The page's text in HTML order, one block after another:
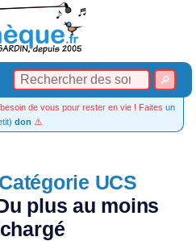
de vous pour rester en vie ! Faites un
don ⚠️
Catégorie UCS
plus au moins